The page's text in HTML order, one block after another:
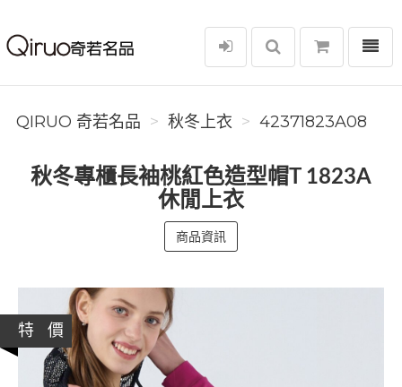
Qiruo 奇若名品
選單
QIRUO 奇若名品 秋冬上衣 42371823A08
秋冬專櫃長袖桃紅色造型帽T 1823A
休閒上衣
商品資訊
特 價